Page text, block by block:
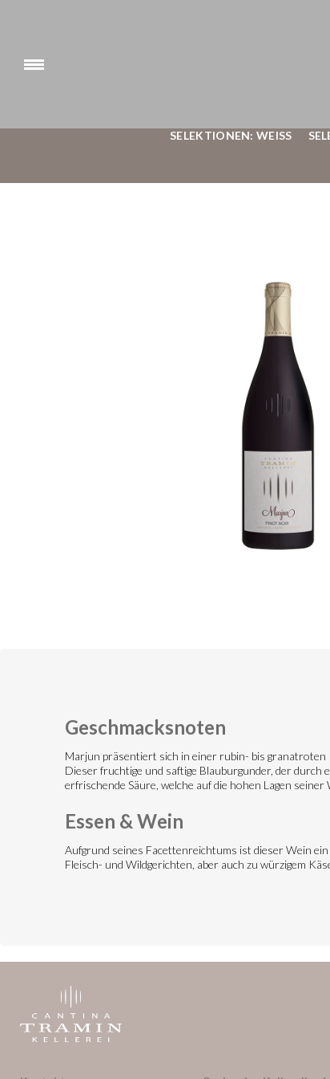
SELEKTIONEN: WEISS
Geschmacksnoten
Marjun präsentiert sich in einer rubin- bis granatroten
Dieser fruchtige und saftige Blauburgunder, der
erfrischende Säure, welche auf die hohen Lagen
Essen & Wein
Aufgrund seines Facettenreichtums ist dieser Wein
Fleisch- und Wildgerichten, aber auch zu würzigem